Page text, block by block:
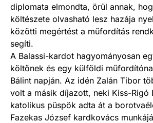
diplomata elmondta, örül annak,
költészete olvasható lesz hazája
közötti megértést a műfordítás
segíti.
A Balassi-kardot hagyományosan
költőnek és egy külföldi
Bálint napján. Az idén Zalán Tibor
volt a másik díjazott, neki Kiss-Rigó
katolikus püspök adta át a
Fazekas József kardkovács